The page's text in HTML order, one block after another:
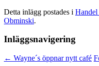
Detta inlägg postades i
Obminski.
Inläggsnavigering
← Wayne´s öppnar nytt café